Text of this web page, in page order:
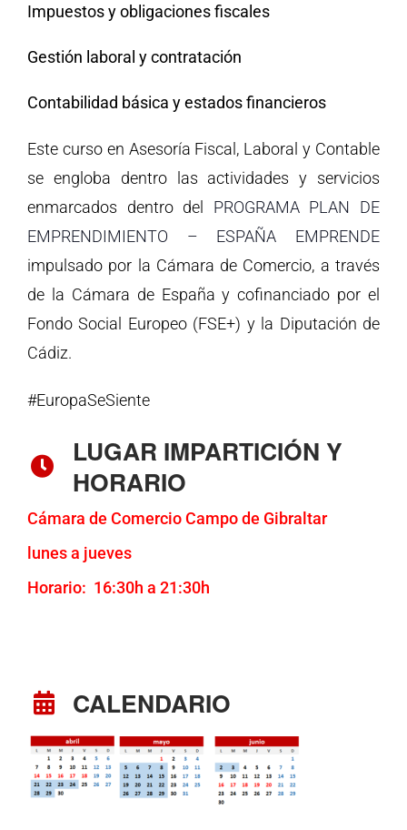
Impuestos y obligaciones fiscales
Gestión laboral y contratación
Contabilidad básica y estados financieros
Este curso en Asesoría Fiscal, Laboral y Contable
se engloba dentro las actividades y servicios
enmarcados dentro del PROGRAMA PLAN DE
EMPRENDIMIENTO – ESPAÑA EMPRENDE
impulsado por la Cámara de Comercio, a través
de la Cámara de España y cofinanciado por el
Fondo Social Europeo (FSE+) y la Diputación de
Cádiz.
#EuropaSeSiente
LUGAR IMPARTICIÓN Y
HORARIO
Cámara de Comercio Campo de Gibraltar
lunes a jueves
Horario: 16:30h a 21:30h
CALENDARIO